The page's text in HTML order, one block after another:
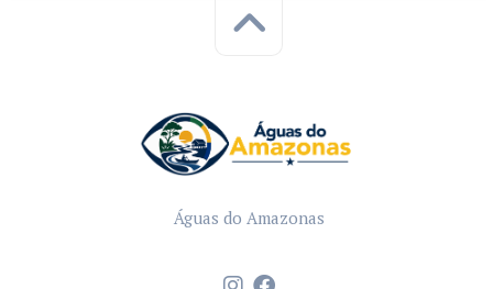
Águas do Amazonas